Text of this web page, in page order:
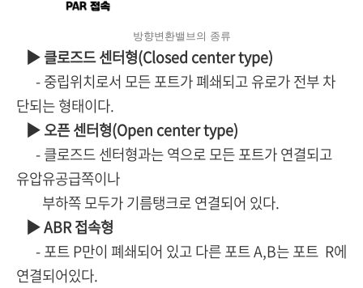
방향변환밸브의 종류
▶ 클로즈드 센터형(Closed center type)
- 중립위치로서 모든 포트가 폐쇄되고 유로가 전부 차
단되는 형태이다.
▶ 오픈 센터형(Open center type)
- 클로즈드 센터형과는 역으로 모든 포트가 연결되고
유압유공급쪽이나
부하쪽 모두가 기름탱크로 연결되어 있다.
▶ ABR 접속형
- 포트 P만이 폐쇄되어 있고 다른 포트 A,B는 포트 R에
연결되어있다.